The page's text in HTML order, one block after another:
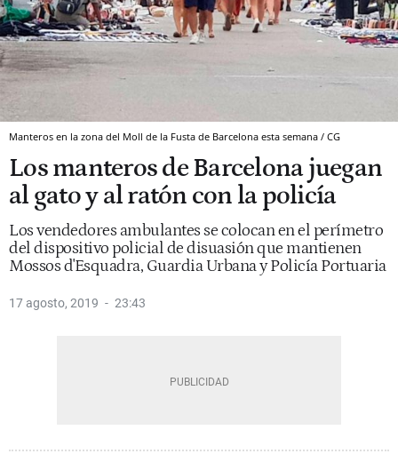
Manteros en la zona del Moll de la Fusta de Barcelona esta semana / CG
Los manteros de Barcelona juegan
al gato y al ratón con la policía
Los vendedores ambulantes se colocan en el perímetro
del dispositivo policial de disuasión que mantienen
Mossos d'Esquadra, Guardia Urbana y Policía Portuaria
17 agosto, 2019 23:43